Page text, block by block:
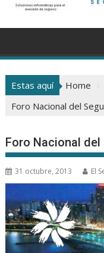
Estas aquí Home
Foro Nacional del
Foro Nacional del
31 octubre, 2013 El